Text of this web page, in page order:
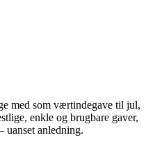
med som værtindegave til jul,
enkle og brugbare gaver,
uanset anledning.